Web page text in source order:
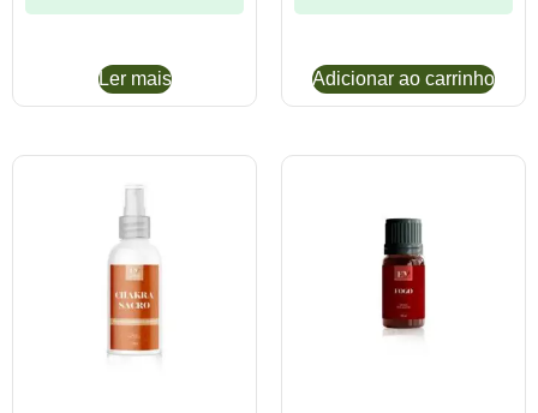
Ler mais Adicionar ao carrinho